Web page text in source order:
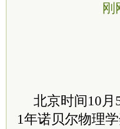
刚
北京时间10月
1年诺贝尔物理